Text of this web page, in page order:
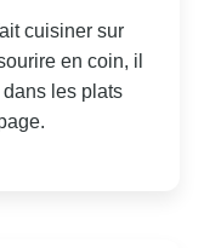
cuisiner sur
en coin, il
les plats